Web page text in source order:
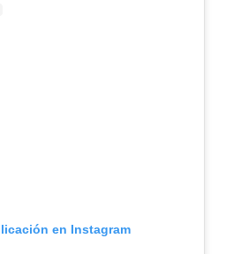
en Instagram